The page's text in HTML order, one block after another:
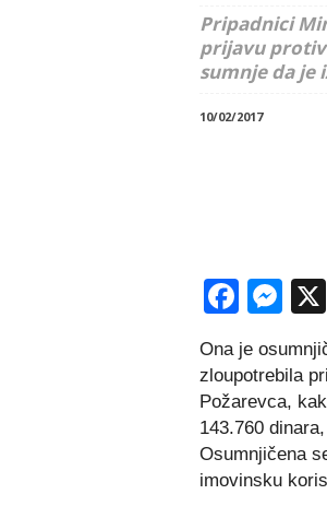
Pripadnici
prijavu protiv
sumnje da je
10/02/2017
Ona je
zloupotrebila
Požarevca,
143.760
Osumnjičena
imovinsku